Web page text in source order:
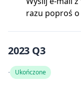
razu poproś
2023 Q3
· Ukończone